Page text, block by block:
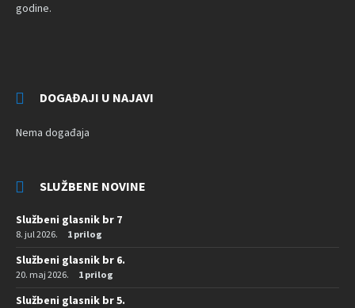
godine.
DOGAĐAJI U NAJAVI
Nema događaja
SLUŽBENE NOVINE
Službeni glasnik br 7
8. jul 2026. 1 prilog
Službeni glasnik br 6.
20. maj 2026. 1 prilog
Službeni glasnik br 5.